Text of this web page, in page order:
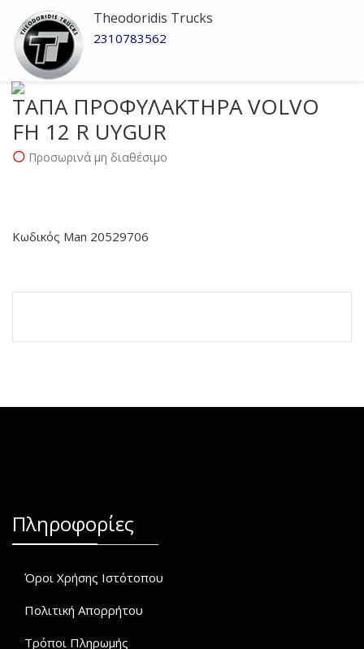
Theodoridis Trucks
2310783562
ΤΑΠΑ ΠΡΟΦΥΛΑΚΤΗΡΑ VOLVO
FH 12 R UYGUR
Προσωρινά μη διαθέσιμο
Κωδικός Man 20529706
Πληροφορίες
Όροι Χρήσης Ιστότοπου
Πολιτική Απορρήτου
Τρόποι Πληρωμής